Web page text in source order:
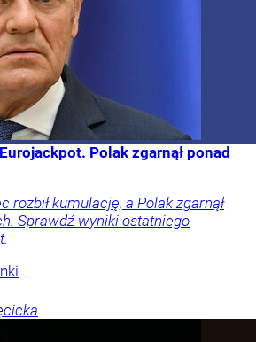
Polak zgarnął ponad
rozbił kumulację, a Polak zgarnął
Sprawdź wyniki ostatniego